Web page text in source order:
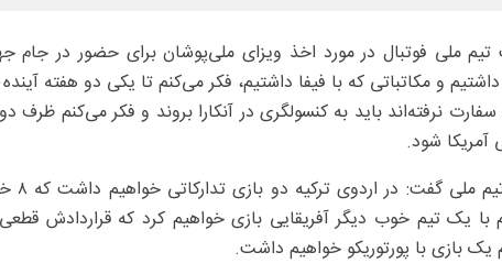
ملی فوتبال در مورد اخذ ویزای ملی‌پوشان برای حضور در جام
و مکاتباتی که با فیفا داشتیم، فکر می‌کنم تا یکی دو هفته
نرفته‌اند باید به کنسولگری در آنکارا بروند و فکر می‌کنم ظرف
آمریکا شود.
او
بود و در ۱۴ خرداد هم با یک تیم خوب دیگر آفریقایی بازی خواهیم کرد که قراردادش
بازی با پورتوریکو خواهیم داشت.